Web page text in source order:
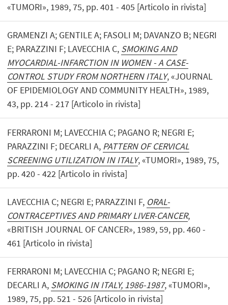
«TUMORI», 1989, 75, pp. 401 - 405 [Articolo in rivista]
GRAMENZI A; GENTILE A; FASOLI M; DAVANZO B; NEGRI
E; PARAZZINI F; LAVECCHIA C, SMOKING AND
MYOCARDIAL-INFARCTION IN WOMEN - A CASE-
CONTROL STUDY FROM NORTHERN ITALY, «JOURNAL
OF EPIDEMIOLOGY AND COMMUNITY HEALTH», 1989,
43, pp. 214 - 217 [Articolo in rivista]
FERRARONI M; LAVECCHIA C; PAGANO R; NEGRI E;
PARAZZINI F; DECARLI A, PATTERN OF CERVICAL
SCREENING UTILIZATION IN ITALY, «TUMORI», 1989, 75,
pp. 420 - 422 [Articolo in rivista]
LAVECCHIA C; NEGRI E; PARAZZINI F, ORAL-
CONTRACEPTIVES AND PRIMARY LIVER-CANCER,
«BRITISH JOURNAL OF CANCER», 1989, 59, pp. 460 -
461 [Articolo in rivista]
FERRARONI M; LAVECCHIA C; PAGANO R; NEGRI E;
DECARLI A, SMOKING IN ITALY, 1986-1987, «TUMORI»,
1989, 75, pp. 521 - 526 [Articolo in rivista]